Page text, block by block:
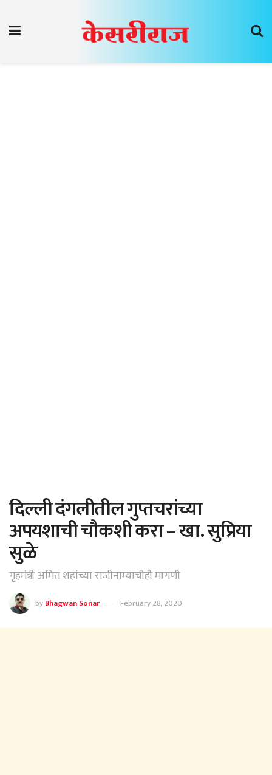
दिल्ली दंगलीतील गुप्तचरांच्या
अपयशाची चौकशी करा – खा. सुप्रिया
सुळे
गृहमंत्री अमित शहांच्या राजीनाम्याचीही मागणी
byBhagwan Sonar February 28, 2020